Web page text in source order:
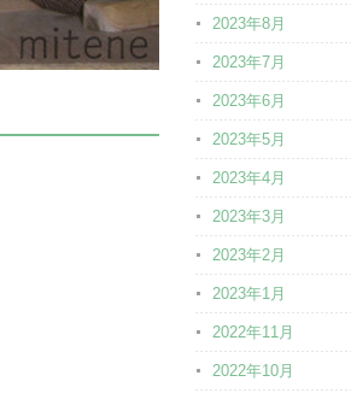
2023年8月
2023年7月
2023年6月
2023年5月
2023年4月
2023年3月
2023年2月
2023年1月
2022年11月
2022年10月